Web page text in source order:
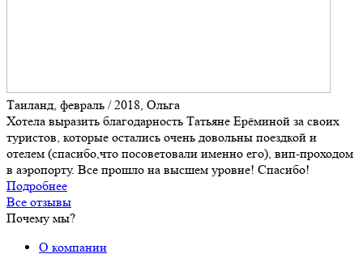
Таиланд, февраль / 2018, Ольга
Хотела выразить благодарность Татьяне Ерёминой за своих
туристов, которые остались очень довольны поездкой и
отелем (спасибо,что посоветовали именно его), вип-проходом
в аэропорту. Все прошло на высшем уровне! Спасибо!
Подробнее
Все отзывы
Почему мы?
О компании